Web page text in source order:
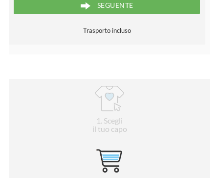
SEGUENTE
Trasporto incluso
1 . Scegli
il tuo capo